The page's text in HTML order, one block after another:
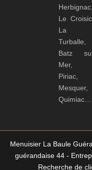
Herbignac,
Le Croisic,
La
Turballe,
Batz
Mer,
Piriac,
Mesquer,
Quimiac…
Menuisier La Baule
guérandaise 44 -
Recherche de